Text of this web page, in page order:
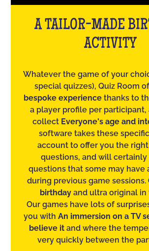
A TAILOR-MADE
ACTIVITY
Whatever the game of your
special quizzes), Quiz Room
bespoke experience thanks to
a player profile per
collect Everyone's age and
software takes these
account to offer you the
questions, and will
questions that some may have
during previous game sessions.
birthday and ultra original in
Our games have lots of
you with An immersion on a TV
believe it and where the
very quickly between the